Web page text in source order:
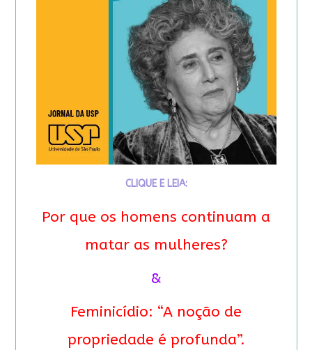
CLIQUE E LEIA:
Por que os homens continuam a
matar as mulheres?
&
Feminicídio: “A noção de
propriedade é profunda”.